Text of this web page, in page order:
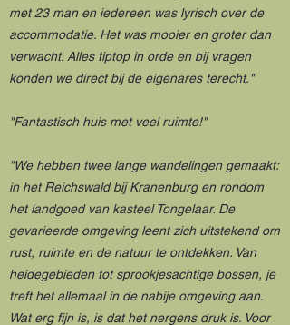
met 23 man en iedereen was lyrisch over de
accommodatie. Het was mooier en groter dan
verwacht. Alles tiptop in orde en bij vragen
konden we direct bij de eigenares terecht."
"Fantastisch huis met veel ruimte!"
"We hebben twee lange wandelingen gemaakt:
in het Reichswald bij Kranenburg en rondom
het landgoed van kasteel Tongelaar. De
gevarieerde omgeving leent zich uitstekend om
rust, ruimte en de natuur te ontdekken. Van
heidegebieden tot sprookjesachtige bossen, je
treft het allemaal in de nabije omgeving aan.
Wat erg fijn is, is dat het nergens druk is. Voor